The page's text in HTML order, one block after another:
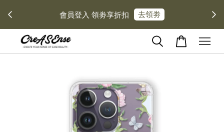
會員登入 領劵享折扣 去領劵